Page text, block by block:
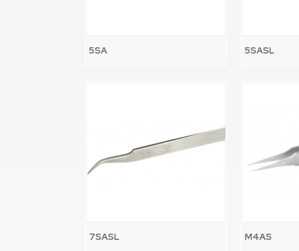
5SA 5SASL
7SASL M4AS